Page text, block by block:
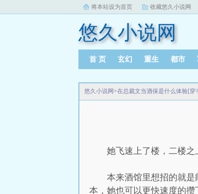
将本站设为首页 收藏悠久小说网
悠久小说网
首 页 玄幻 重生 都市
悠久小说网>在总裁文当酒保是什么体验[穿
她飞速上了楼，二楼之
本来酒馆里想招的就
本，她也可以更快速度的攒